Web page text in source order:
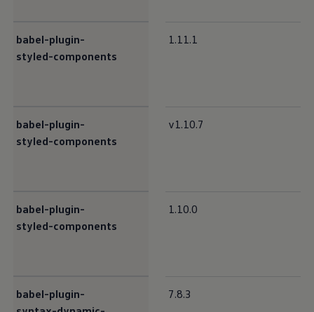
babel-plugin-
styled-components
1.11.1
babel-plugin-
styled-components
v1.10.7
babel-plugin-
styled-components
1.10.0
babel-plugin-
7.8.3